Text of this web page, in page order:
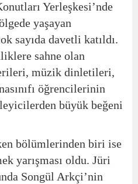
Yerleşkesi’nde
yaşayan
sayıda davetli katıldı.
sahne olan
müzik dinletileri,
öğrencilerinin
büyük beğeni
bölümlerinden biri ise
yarışması oldu. Jüri
Songül Arkçi’nin